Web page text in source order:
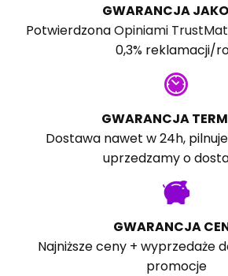
GWARANCJA
PotwierdzonaOpiniami
0,3% reklamacji/
GWARANCJA
Dostawa nawet w 24h,
uprzedzamy o
GWARANCJA
Najniższe ceny + wyprzedaże
promocje